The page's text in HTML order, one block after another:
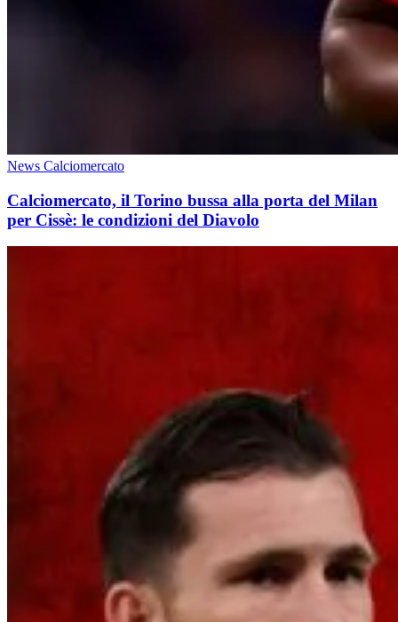
News Calciomercato
Calciomercato, il Torino bussa alla porta del Milan
per Cissè: le condizioni del Diavolo